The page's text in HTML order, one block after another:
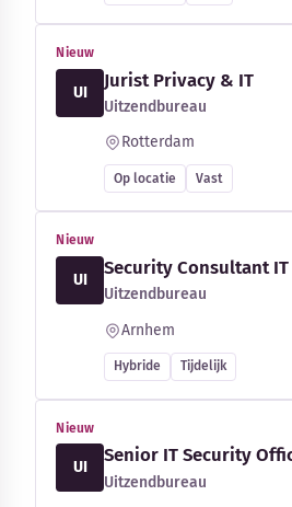
Nieuw
UI
Jurist Privacy & IT
Uitzendbureau
Rotterdam
Op locatie Vast
Nieuw
UI
Security Consultant
Uitzendbureau
Arnhem
Hybride Tijdelijk
Nieuw
UI
Senior IT Security
Uitzendbureau